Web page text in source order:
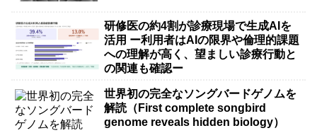
研修医の約4割が診療現場で生成AIを
活用 ー利用者はAIの限界や倫理的課題
への理解が高く、望ましい診療行動と
の関連も確認ー
世界初の完全なソングバードゲノムを
解読（First complete songbird
genome reveals hidden biology）